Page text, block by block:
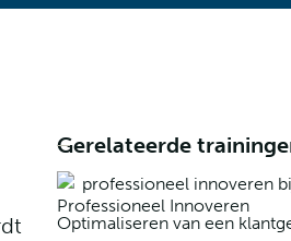
Gerelateerde
Professioneel Innoveren
Optimaliseren van een